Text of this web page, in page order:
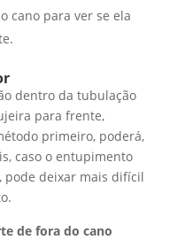
cano para ver se ela
dentro da tubulação
para frente,
primeiro, poderá,
caso o entupimento
pode deixar mais difícil
de fora do cano